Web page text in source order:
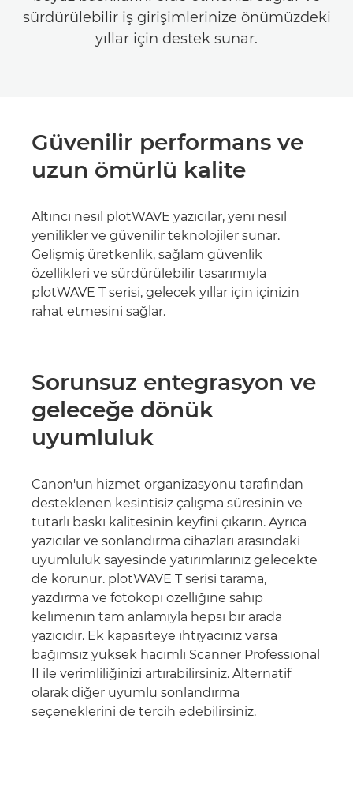
sürdürülebilir iş girişimlerinize önümüzdeki
yıllar için destek sunar.
Güvenilir performans ve
uzun ömürlü kalite
Altıncı nesil plotWAVE yazıcılar, yeni nesil
yenilikler ve güvenilir teknolojiler sunar.
Gelişmiş üretkenlik, sağlam güvenlik
özellikleri ve sürdürülebilir tasarımıyla
plotWAVE T serisi, gelecek yıllar için içinizin
rahat etmesini sağlar.
Sorunsuz entegrasyon ve
geleceğe dönük
uyumluluk
Canon'un hizmet organizasyonu tarafından
desteklenen kesintisiz çalışma süresinin ve
tutarlı baskı kalitesinin keyfini çıkarın. Ayrıca
yazıcılar ve sonlandırma cihazları arasındaki
uyumluluk sayesinde yatırımlarınız gelecekte
de korunur. plotWAVE T serisi tarama,
yazdırma ve fotokopi özelliğine sahip
kelimenin tam anlamıyla hepsi bir arada
yazıcıdır. Ek kapasiteye ihtiyacınız varsa
bağımsız yüksek hacimli Scanner Professional
II ile verimliliğinizi artırabilirsiniz. Alternatif
olarak diğer uyumlu sonlandırma
seçeneklerini de tercih edebilirsiniz.